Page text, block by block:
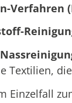
Verfahren
Textilien,
Einzelfall